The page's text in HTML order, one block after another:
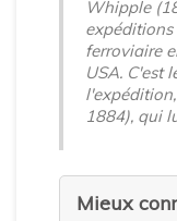
Whipple
expéditions
ferroviaire
USA. C'est
1884), qui
Mieux